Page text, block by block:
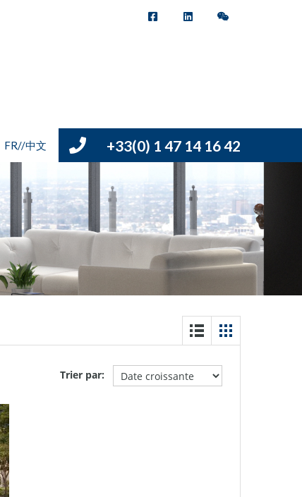
+33(0) 1 47 14 16 42
FR//中文
Trier par: